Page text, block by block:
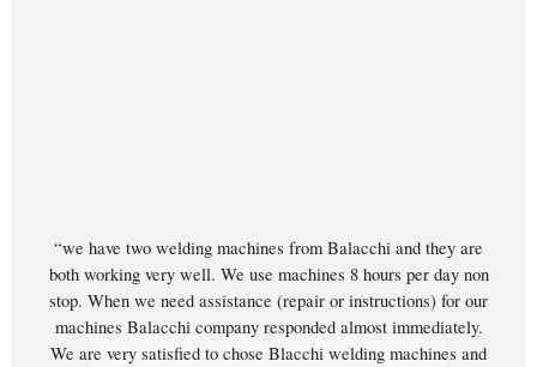
“we have two welding machines from Balacchi and they are
both working very well. We use machines 8 hours per day non
stop. When we need assistance (repair or instructions) for our
machines Balacchi company responded almost immediately.
We are very satisfied to chose Blacchi welding machines and